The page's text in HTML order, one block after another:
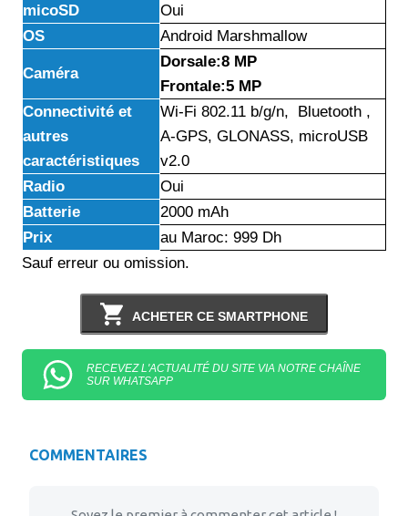
micoSD
Oui
OS
Android Marshmallow
Caméra
Dorsale:8 MP
Frontale:5 MP
Connectivité et
autres
caractéristiques
Wi-Fi 802.11 b/g/n, Bluetooth ,
A-GPS, GLONASS, microUSB
v2.0
Radio
Oui
Batterie
2000 mAh
Prix
au Maroc: 999 Dh
Sauf erreur ou omission.
ACHETER CE SMARTPHONE
RECEVEZ L'ACTUALITÉ DU SITE VIA NOTRE CHAÎNE
SUR WHATSAPP
COMMENTAIRES